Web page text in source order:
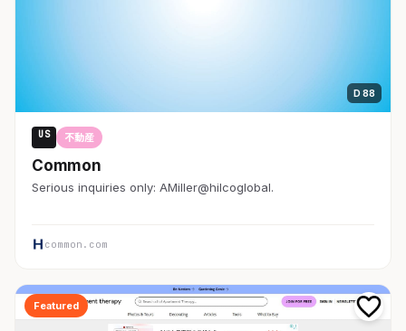
D 88
US 不動産
Common
Serious inquiries only: AMiller@hilcoglobal.
common.com
Featured